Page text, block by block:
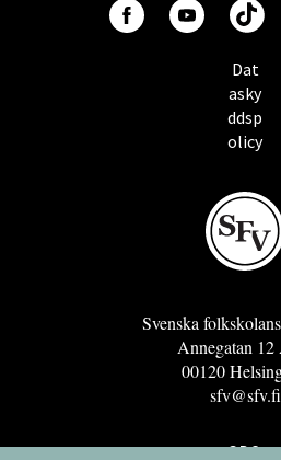
Dat
asky
ddsp
olicy
Svenska
Annegatan 12
00120
sfv@sfv.fi
GRO